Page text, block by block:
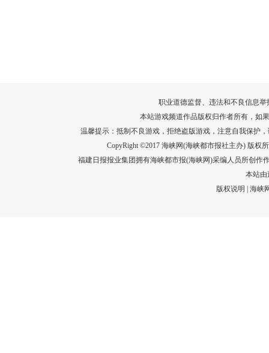
职业道德监督、违法和不良信息举
本站游戏频道作品版权归作者所有，如
温馨提示：抵制不良游戏，拒绝盗版游戏，注意自我保护
CopyRight ©2017 海峡网(海峡都市报社主办) 版权
福建日报报业集团拥有海峡都市报(海峡网)采编人员所创作
本站由
版权说明
|海峡